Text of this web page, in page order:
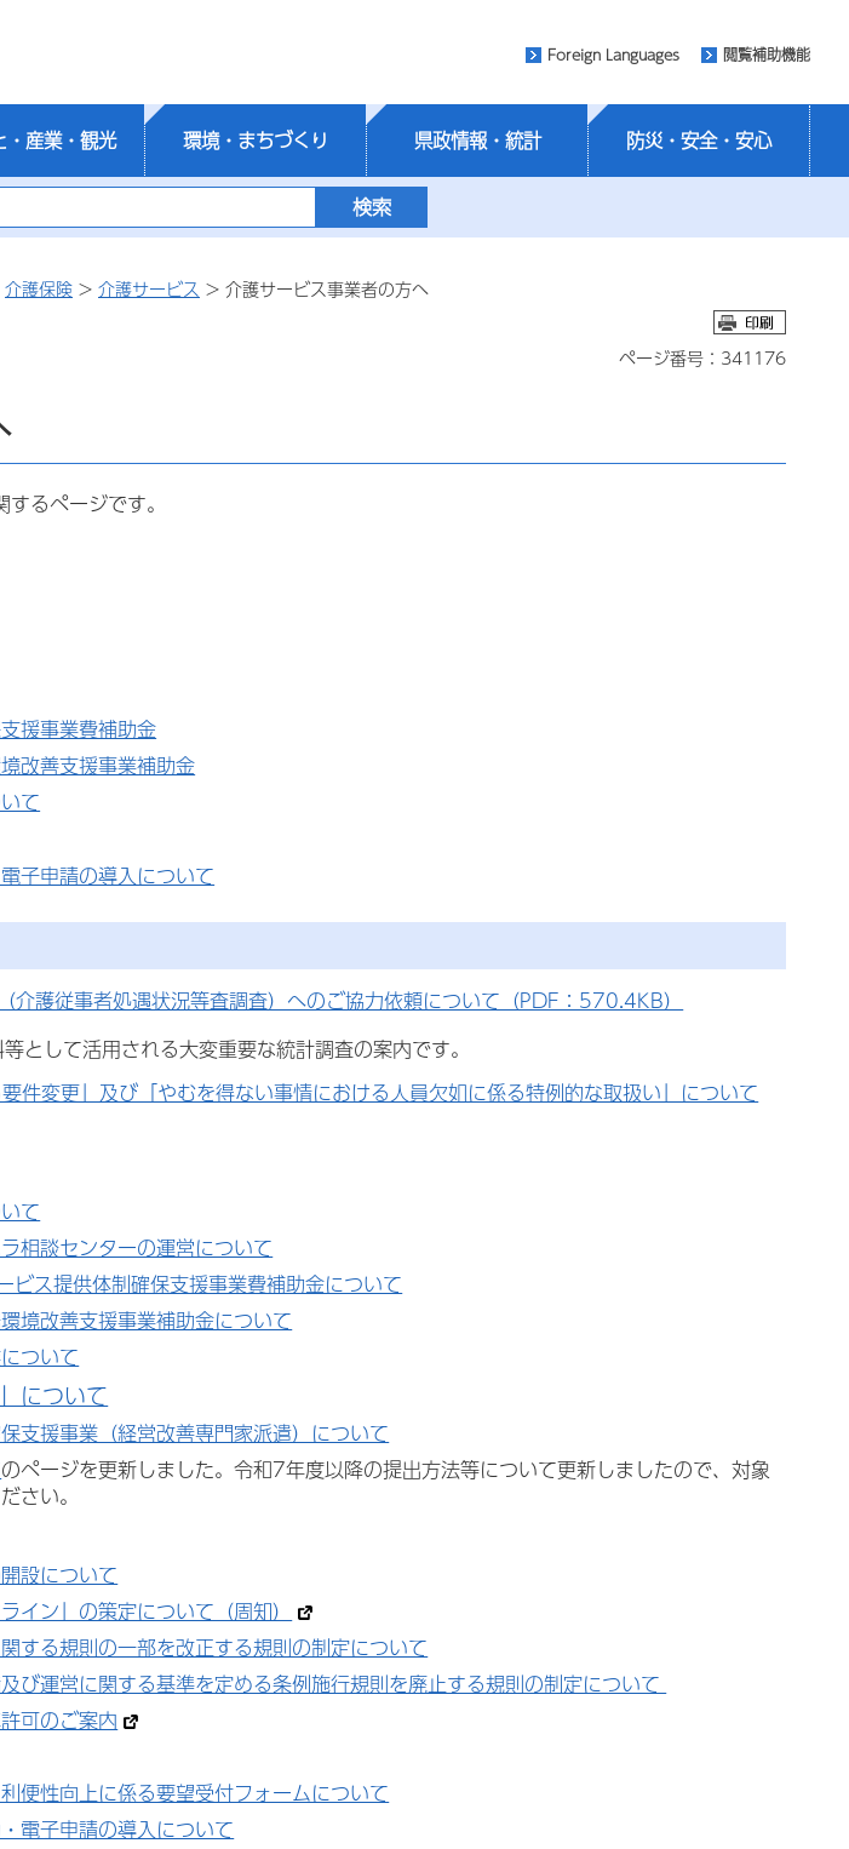
Foreign Languages 閲覧補助機能
・産業・観光 環境・まちづくり 県政情報・統計 防災・安全・安心
介護保険 > 介護サービス > 介護サービス事業者の方へ
ページ番号：341176
るページです。
援事業費補助金
改善支援事業補助金
て
子申請の導入について
介護従事者処遇状況等査調査）へのご協力依頼について（PDF：570.4KB）
として活用される大変重要な統計調査の案内です。
要件変更」及び「やむを得ない事情における人員欠如に係る特例的な取扱い」について
て
相談センターの運営について
ビス提供体制確保支援事業費補助金について
境改善支援事業補助金について
ついて
について
支援事業（経営改善専門家派遣）について
のページを更新しました。令和7年度以降の提出方法等について更新しましたので、対象
さい。
設について
イン」の策定について（周知）
する規則の一部を改正する規則の制定について
び運営に関する基準を定める条例施行規則を廃止する規則の制定について
可のご案内
便性向上に係る要望受付フォームについて
電子申請の導入について